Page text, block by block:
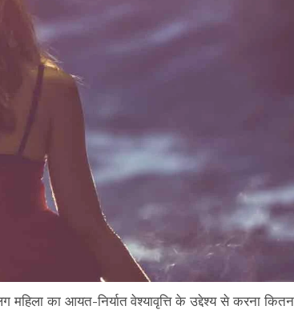
महिला का आयत-निर्यात वेश्यावृत्ति के उद्देश्य से करना